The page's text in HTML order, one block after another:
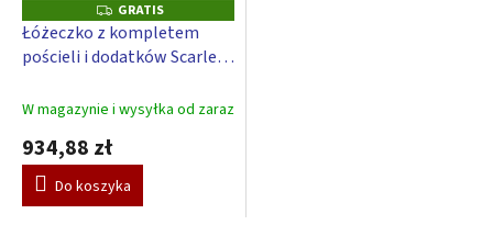
G
R
A
T
GRATIS
Łóżeczko z kompletem
pościeli i dodatków Scarlett
W magazynie i wysyłka od zaraz
934,88 zł
Do koszyka